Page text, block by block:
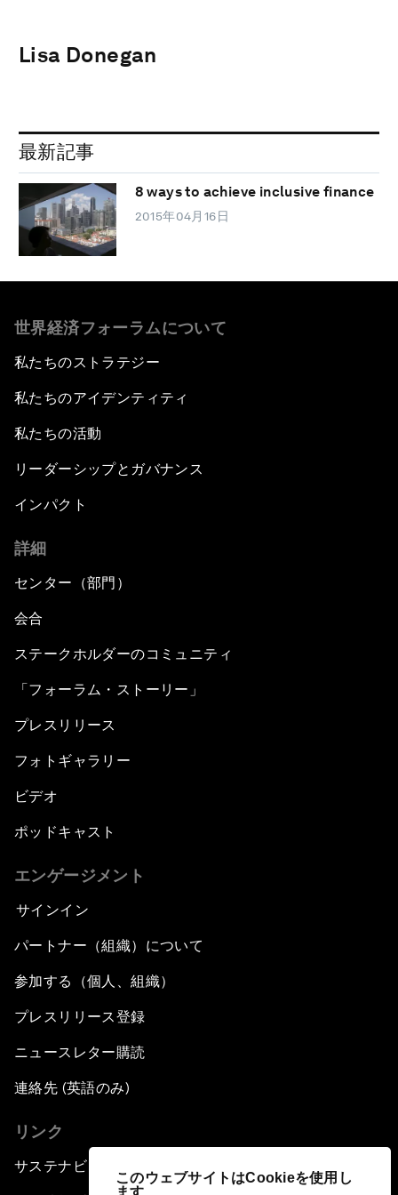
このウェブサイトはCookieを使用し
ます
Lisa Donegan
最新記事
8 ways to achieve inclusive finance
2015年04月16日
世界経済フォーラムについて
私たちのストラテジー
私たちのアイデンティティ
私たちの活動
リーダーシップとガバナンス
インパクト
詳細
センター（部門）
会合
ステークホルダーのコミュニティ
「フォーラム・ストーリー」
プレスリリース
フォトギャラリー
ビデオ
ポッドキャスト
エンゲージメント
サインイン
パートナー（組織）について
参加する（個人、組織）
プレスリリース登録
ニュースレター購読
連絡先 (英語のみ)
リンク
サステナビリティへの取り組み